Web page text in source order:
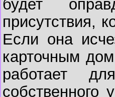
будет
присутствия,
Если она
карточным
работает
собственного